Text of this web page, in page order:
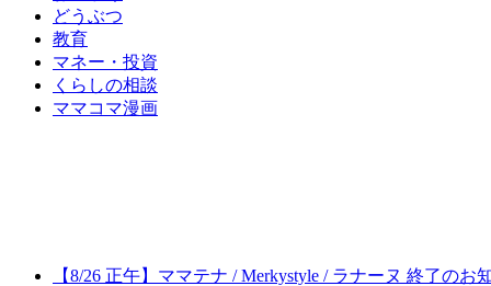
どうぶつ
教育
マネー・投資
くらしの相談
ママコマ漫画
【8/26 正午】ママテナ / Merkystyle / ラナーヌ 終了のお